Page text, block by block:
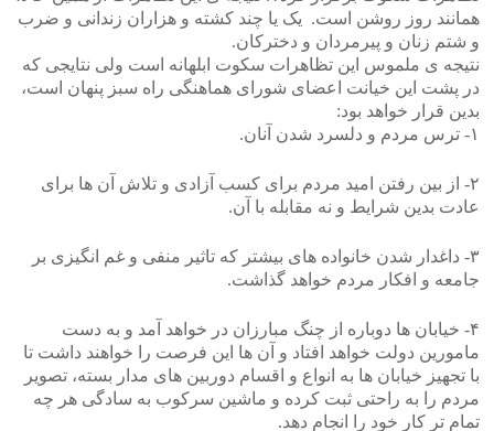
همانند روز روشن است. یک یا چند کشته و هزاران زندانی و ضرب
و شتم زنان و پیرمردان و دخترکان.
نتیجه ی ملموس این تظاهرات سکوت ابلهانه است ولی نتایجی که
در پشت این خیانت اعضای شورای هماهنگی راه سبز پنهان است،
بدین قرار خواهد بود:
۱- ترس مردم و دلسرد شدن آنان.
۲- از بین رفتن امید مردم برای کسب آزادی و تلاش آن ها برای
عادت بدین شرایط و نه مقابله با آن.
۳- داغدار شدن خانواده های بیشتر که تاثیر منفی و غم انگیزی بر
جامعه و افکار مردم خواهد گذاشت.
۴- خیابان ها دوباره از چنگ مبارزان در خواهد آمد و به دست
مامورین دولت خواهد افتاد و آن ها این فرصت را خواهند داشت تا
با تجهیز خیابان ها به انواع و اقسام دوربین های مدار بسته، تصویر
مردم را به راحتی ثبت کرده و ماشین سرکوب به سادگی هر چه
تمام تر کار خود را انجام دهد.